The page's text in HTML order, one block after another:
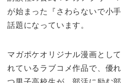
が始まった『さわらないで小
話題になっています。
マガポケオリジナル漫画とし
れているラブコメ作品で、優